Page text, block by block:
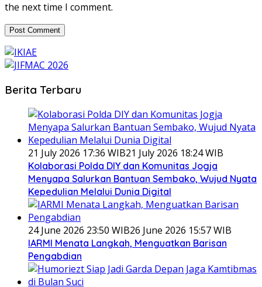
the next time I comment.
Berita Terbaru
21 July 2026 17:36 WIB21 July 2026 18:24 WIB
Kolaborasi Polda DIY dan Komunitas Jogja
Menyapa Salurkan Bantuan Sembako, Wujud Nyata
Kepedulian Melalui Dunia Digital
24 June 2026 23:50 WIB26 June 2026 15:57 WIB
IARMI Menata Langkah, Menguatkan Barisan
Pengabdian